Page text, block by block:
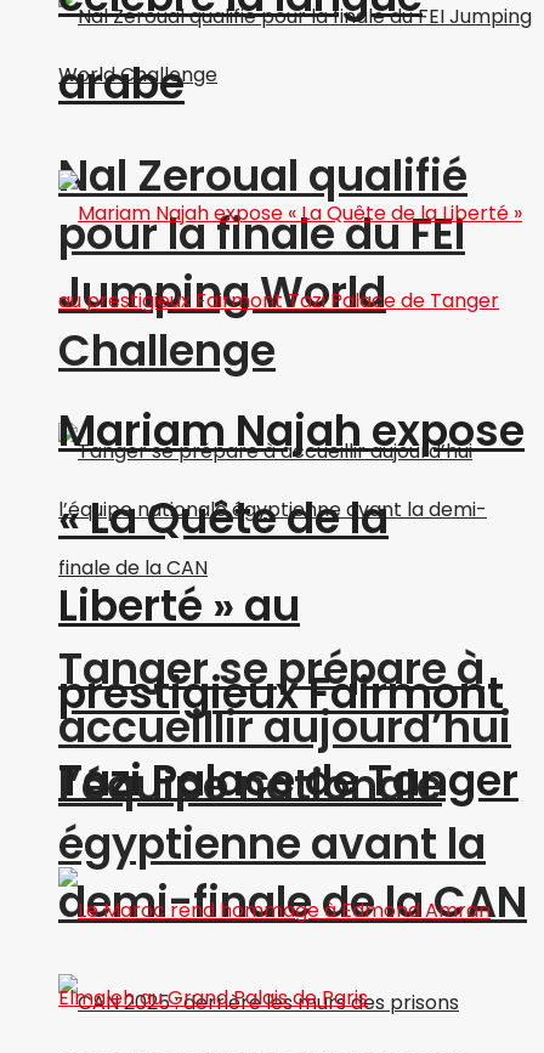
Nal Zeroual qualifié
pour la finale du FEI
Jumping World
Challenge
Tanger se prépare à
accueillir aujourd’hui
l’équipe nationale
égyptienne avant la
demi-finale de la CAN
arabe
Mariam Najah expose
« La Quête de la
Liberté » au
prestigieux Fairmont
Tazi Palace de Tanger